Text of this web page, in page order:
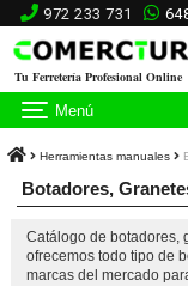
972 233 731
Tu Ferretería Profesional Online
Menú
Herramientas manuales
Botadores,
Catálogo de botadores,
ofrecemos todo tipo de
marcas del mercado